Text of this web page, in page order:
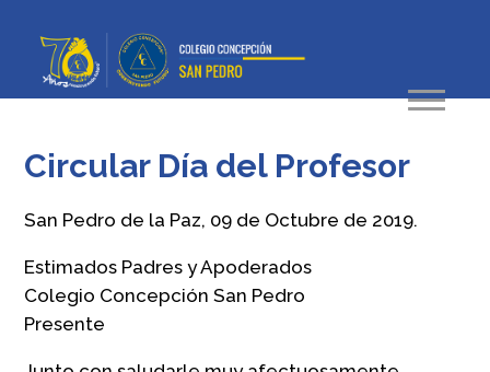
Circular Día del Profesor
San Pedro de la Paz, 09 de Octubre de 2019.
Estimados Padres y Apoderados
Colegio Concepción San Pedro
Presente